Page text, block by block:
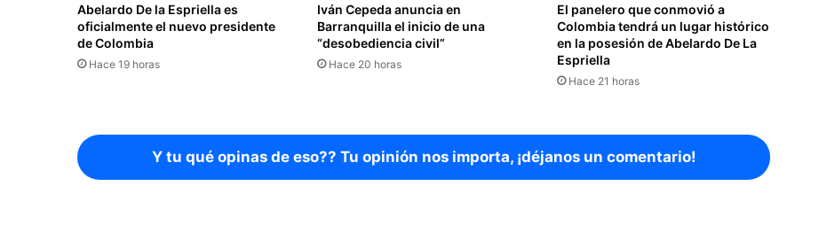
Abelardo De la Espriella es
oficialmente el nuevo presidente
de Colombia
Hace 19 horas
Iván Cepeda anuncia en
Barranquilla el inicio de una
“desobediencia civil”
Hace 20 horas
El panelero que conmovió a
Colombia tendrá un lugar histórico
en la posesión de Abelardo De La
Espriella
Hace 21 horas
Y tu qué opinas de eso?? Tu opinión nos importa, ¡déjanos un comentario!